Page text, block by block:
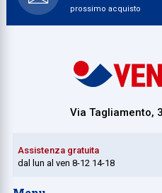
prossimo acquisto
Via Tagliamento,
Assistenza gratuita
dal lun al ven 8-12 14-18